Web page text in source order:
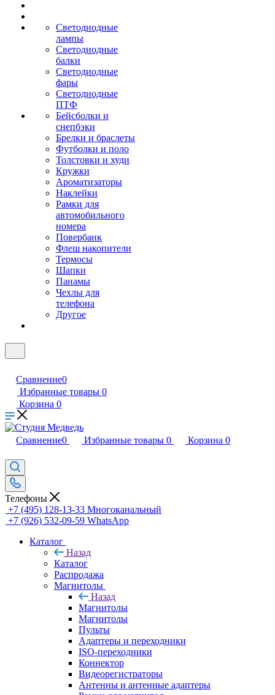
Светодиодные
лампы
Светодиодные
балки
Светодиодные
фары
Светодиодные
ПТФ
Бейсболки и
снепбэки
Брелки и браслеты
Футболки и поло
Толстовки и худи
Кружки
Ароматизаторы
Наклейки
Рамки для
автомобильного
номера
Повербанк
Флеш накопители
Термосы
Шапки
Панамы
Чехлы для
телефона
Другое
Сравнение0
Избранные товары 0
Корзина 0
Сравнение0 Избранные товары 0 Корзина 0
Телефоны
+7 (495) 128-13-33 Многоканальный
+7 (926) 532-09-59 WhatsApp
Каталог
Назад
Каталог
Распродажа
Магнитолы
Назад
Магнитолы
Магнитолы
Пульты
Адаптеры и переходники
ISO-переходники
Коннектор
Видеорегистраторы
Антенны и антенные адаптеры